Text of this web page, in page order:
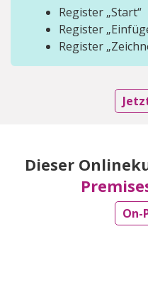
Register „Start“
Register
Register
Dieser
On-